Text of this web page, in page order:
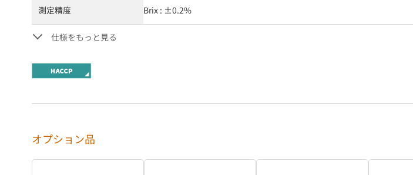
測定精度 Brix : ±0.2%
仕様をもっと見る
オプション品